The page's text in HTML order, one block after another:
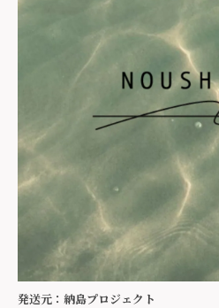
発送元：納島プロジェクト